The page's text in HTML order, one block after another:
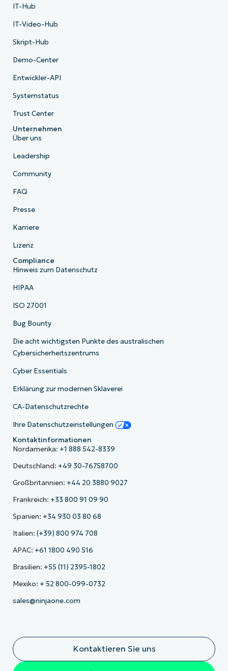
IT-Hub
IT-Video-Hub
Skript-Hub
Demo-Center
Entwickler-API
Systemstatus
Trust Center
Unternehmen
Über uns
Leadership
Community
FAQ
Presse
Karriere
Lizenz
Compliance
Hinweis zum Datenschutz
HIPAA
ISO 27001
Bug Bounty
Die acht wichtigsten Punkte des australischen
Cybersicherheitszentrums
Cyber Essentials
Erklärung zur modernen Sklaverei
CA-Datenschutzrechte
Ihre Datenschutzeinstellungen
Kontaktinformationen
Nordamerika: +1 888 542-8339
Deutschland: +49 30-76758700
Großbritannien: +44 20 3880 9027
Frankreich: +33 800 91 09 90
Spanien: +34 930 03 80 68
Italien: (+39) 800 974 708
APAC: +61 1800 490 516
Brasilien: +55 (11) 2395-1802
Mexiko: + 52 800-099-0732
sales@ninjaone.com
Kontaktieren Sie uns